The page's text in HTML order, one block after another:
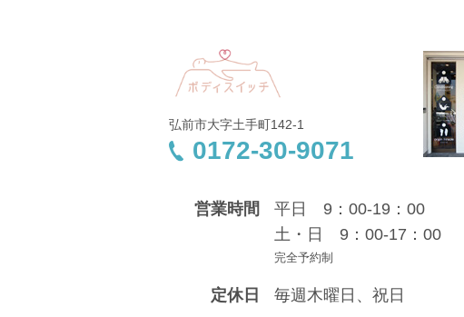
弘前市大字土手町142-1
0172-30-9071
営業時間
平日 9：00-19：00
土・日 9：00-17：00
完全予約制
定休日 毎週木曜日、祝日